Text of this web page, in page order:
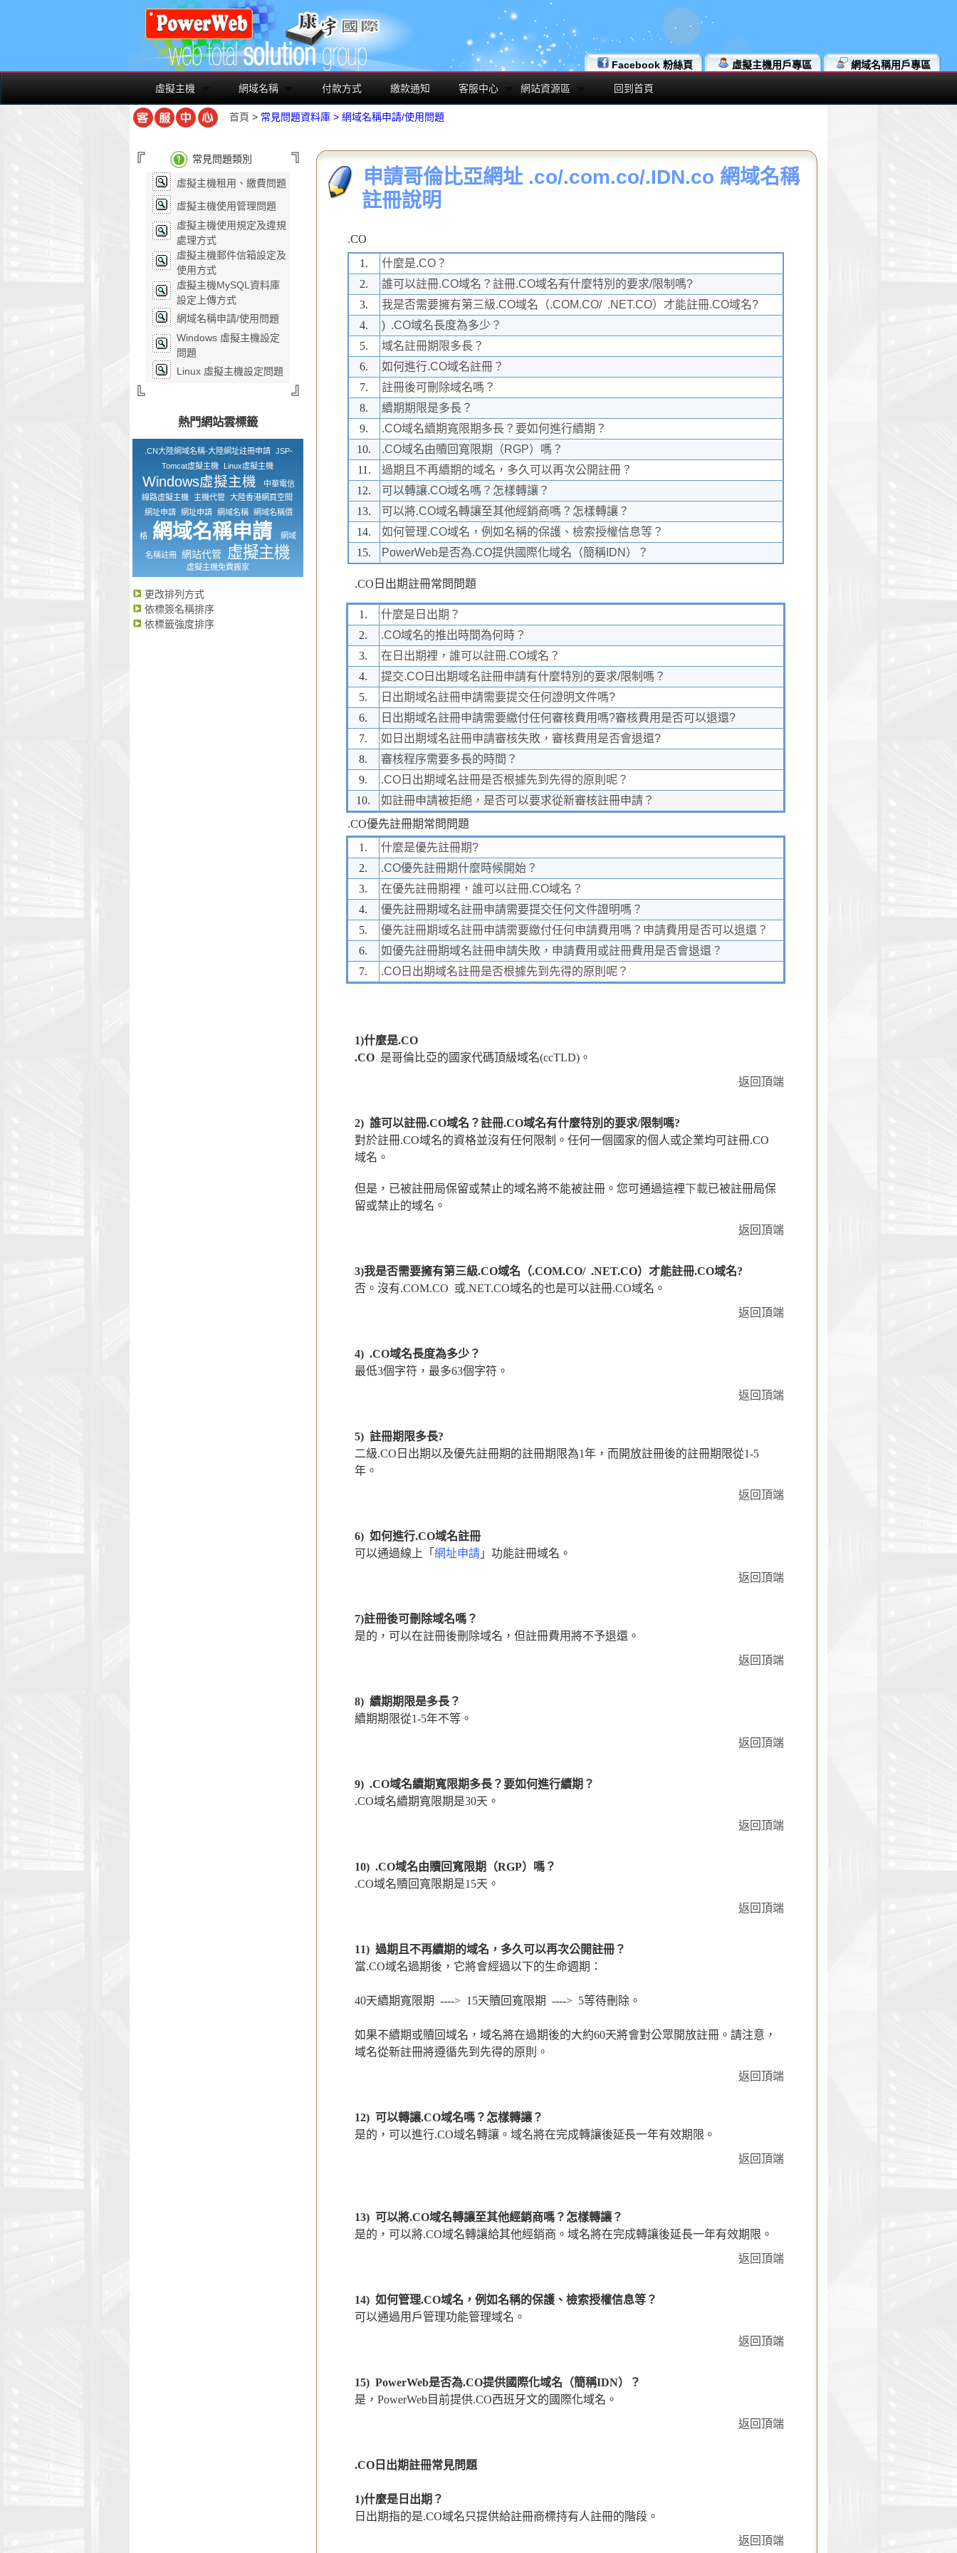
網域名稱用戶專區
虛擬主機用戶專區
Facebook 粉絲頁
虛擬主機 網域名稱 付款方式 繳款通知 客服中心 網站資源區 回到首頁
首頁 > 常見問題資料庫 > 網域名稱申請/使用問題
常見問題類別
虛擬主機租用、繳費問題
虛擬主機使用管理問題
虛擬主機使用規定及違規
處理方式
虛擬主機郵件信箱設定及
使用方式
虛擬主機MySQL資料庫
設定上傳方式
網域名稱申請/使用問題
Windows 虛擬主機設定
問題
Linux 虛擬主機設定問題
熱門網站雲標籤
.CN大陸網域名稱-大陸網址註冊申請 JSP-
Tomcat虛擬主機
Linux虛擬主機
Windows虛擬主機
中華電信
線路虛擬主機
主機代管 大陸香港網頁空間
網址申請 網址申請 網域名稱 網域名稱價
格 網域名稱申請 網域
名稱註冊 網站代管 虛擬主機
虛擬主機免費搬家
更改排列方式
依標簽名稱排序
依標籤強度排序
申請哥倫比亞網址 .co/.com.co/.IDN.co 網域名稱
註冊說明
.CO
1.
什麼是.CO？
2.
誰可以註冊.CO域名？註冊.CO域名有什麼特別的要求/限制嗎?
3.
我是否需要擁有第三級.CO域名（.COM.CO/ .NET.CO）才能註冊.CO域名?
4.
) .CO域名長度為多少？
5.
域名註冊期限多長？
6.
如何進行.CO域名註冊？
7.
註冊後可刪除域名嗎？
8.
續期期限是多長？
9.
.CO域名續期寬限期多長？要如何進行續期？
10.
.CO域名由贖回寬限期（RGP）嗎？
11.
過期且不再續期的域名，多久可以再次公開註冊？
12.
可以轉讓.CO域名嗎？怎樣轉讓？
13.
可以將.CO域名轉讓至其他經銷商嗎？怎樣轉讓？
14.
如何管理.CO域名，例如名稱的保護、檢索授權信息等？
15.
PowerWeb是否為.CO提供國際化域名（簡稱IDN）？
.CO日出期註冊常問問題
1.
什麼是日出期？
2.
.CO域名的推出時間為何時？
3.
在日出期裡，誰可以註冊.CO域名？
4.
提交.CO日出期域名註冊申請有什麼特別的要求/限制嗎？
5.
日出期域名註冊申請需要提交任何證明文件嗎?
6.
日出期域名註冊申請需要繳付任何審核費用嗎?審核費用是否可以退還?
7.
如日出期域名註冊申請審核失敗，審核費用是否會退還?
8.
審核程序需要多長的時間？
9.
.CO日出期域名註冊是否根據先到先得的原則呢？
10.
如註冊申請被拒絕，是否可以要求從新審核註冊申請？
.CO優先註冊期常問問題
1.
什麼是優先註冊期?
2.
.CO優先註冊期什麼時候開始？
3.
在優先註冊期裡，誰可以註冊.CO域名？
4.
優先註冊期域名註冊申請需要提交任何文件證明嗎？
5.
優先註冊期域名註冊申請需要繳付任何申請費用嗎？申請費用是否可以退還？
6.
如優先註冊期域名註冊申請失敗，申請費用或註冊費用是否會退還？
7.
.CO日出期域名註冊是否根據先到先得的原則呢？
1)什麼是.CO
.CO是哥倫比亞的國家代碼頂級域名(ccTLD)。
返回頂端
2) 誰可以註冊.CO域名？註冊.CO域名有什麼特別的要求/限制嗎?
對於註冊.CO域名的資格並沒有任何限制。任何一個國家的個人或企業均可註冊.CO
域名。
但是，已被註冊局保留或禁止的域名將不能被註冊。您可通過這裡下載已被註冊局保
留或禁止的域名。
返回頂端
3)我是否需要擁有第三級.CO域名（.COM.CO/ .NET.CO）才能註冊.CO域名?
否。沒有.COM.CO 或.NET.CO域名的也是可以註冊.CO域名。
返回頂端
4) .CO域名長度為多少？
最低3個字符，最多63個字符。
返回頂端
5) 註冊期限多長?
二級.CO日出期以及優先註冊期的註冊期限為1年，而開放註冊後的註冊期限從1-5
年。
返回頂端
6) 如何進行.CO域名註冊
可以通過線上「 網址申請」功能註冊域名。
返回頂端
7)註冊後可刪除域名嗎？
是的，可以在註冊後刪除域名，但註冊費用將不予退還。
返回頂端
8)續期期限是多長？
續期期限從1-5年不等。
返回頂端
9).CO域名續期寬限期多長？要如何進行續期？
.CO域名續期寬限期是30天。
返回頂端
10) .CO域名由贖回寬限期（RGP）嗎？
.CO域名贖回寬限期是15天。
返回頂端
11) 過期且不再續期的域名，多久可以再次公開註冊？
當.CO域名過期後，它將會經過以下的生命週期：
40天續期寬限期 ----> 15天贖回寬限期 ----> 5等待刪除。
如果不續期或贖回域名，域名將在過期後的大約60天將會對公眾開放註冊。請注意，
域名從新註冊將遵循先到先得的原則。
返回頂端
12) 可以轉讓.CO域名嗎？ 怎樣轉讓？
是的，可以進行.CO域名轉讓。域名將在完成轉讓後延長一年有效期限。
返回頂端
13) 可以將.CO域名轉讓至其他經銷商嗎？ 怎樣轉讓？
是的，可以將.CO域名轉讓給其他經銷商。域名將在完成轉讓後延長一年有效期限。
返回頂端
14) 如何管理.CO域名，例如名稱的保護、檢索授權信息等？
可以通過用戶管理功能管理域名。
返回頂端
15) PowerWeb是否為.CO提供國際化域名（簡稱IDN）？
是，PowerWeb目前提供.CO西班牙文的國際化域名。
返回頂端
.CO日出期註冊常見問題
1)什麼是日出期？
日出期指的是.CO域名只提供給註冊商標持有人註冊的階段。
返回頂端